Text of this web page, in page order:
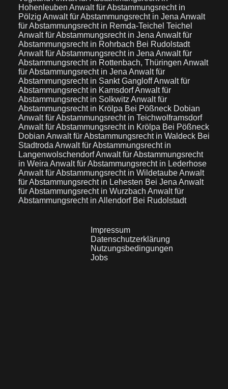
Hohenleuben Anwalt für Abstammungsrecht in
Pölzig Anwalt für Abstammungsrecht in Jena Anwalt
für Abstammungsrecht in Remda-Teichel Teichel
Anwalt für Abstammungsrecht in Jena Anwalt für
Abstammungsrecht in Rohrbach Bei Rudolstadt
Anwalt für Abstammungsrecht in Jena Anwalt für
Abstammungsrecht in Rottenbach, Thüringen Anwalt
für Abstammungsrecht in Jena Anwalt für
Abstammungsrecht in Sankt GangloffAnwalt für
Abstammungsrecht in KamsdorfAnwalt für
Abstammungsrecht in Solkwitz Anwalt für
Abstammungsrecht in Krölpa Bei Pößneck Dobian
Anwalt für Abstammungsrecht in Teichwolframsdorf
Anwalt für Abstammungsrecht in Krölpa Bei Pößneck
Dobian Anwalt für Abstammungsrecht in Waldeck Bei
Stadtroda Anwalt für Abstammungsrecht in
LangenwolschendorfAnwalt für Abstammungsrecht
in Weira Anwalt für Abstammungsrecht in Lederhose
Anwalt für Abstammungsrecht in WildetaubeAnwalt
für Abstammungsrecht in Lehesten Bei Jena Anwalt
für Abstammungsrecht in Wurzbach Anwalt für
Abstammungsrecht in Allendorf Bei Rudolstadt
Impressum
Datenschutzerklärung
Nutzungsbedingungen
Jobs